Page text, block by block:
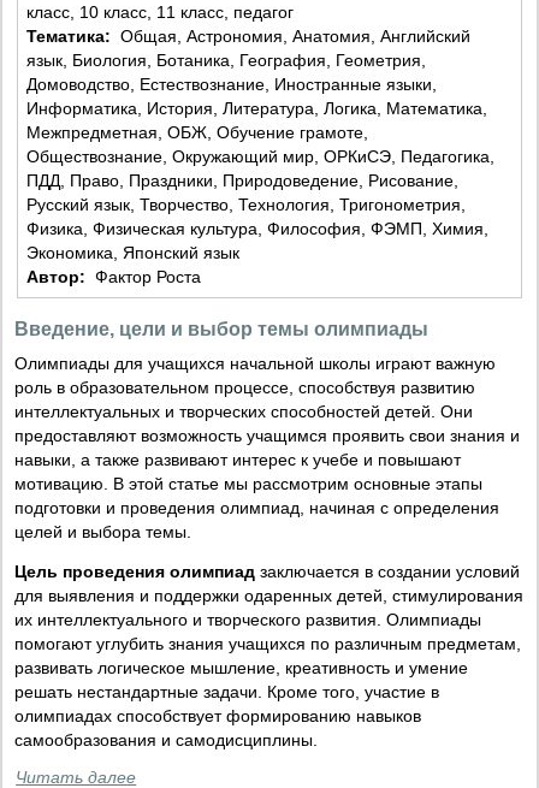
класс, 10 класс, 11 класс, педагог
Тематика: Общая, Астрономия, Анатомия, Английский
язык, Биология, Ботаника, География, Геометрия,
Домоводство, Естествознание, Иностранные языки,
Информатика, История, Литература, Логика, Математика,
Межпредметная, ОБЖ, Обучение грамоте,
Обществознание, Окружающий мир, ОРКиСЭ, Педагогика,
ПДД, Право, Праздники, Природоведение, Рисование,
Русский язык, Творчество, Технология, Тригонометрия,
Физика, Физическая культура, Философия, ФЭМП, Химия,
Экономика, Японский язык
Автор: Фактор Роста
Введение, цели и выбор темы олимпиады
Олимпиады для учащихся начальной школы играют важную
роль в образовательном процессе, способствуя развитию
интеллектуальных и творческих способностей детей. Они
предоставляют возможность учащимся проявить свои знания и
навыки, а также развивают интерес к учебе и повышают
мотивацию. В этой статье мы рассмотрим основные этапы
подготовки и проведения олимпиад, начиная с определения
целей и выбора темы.
Цель проведения олимпиад заключается в создании условий
для выявления и поддержки одаренных детей, стимулирования
их интеллектуального и творческого развития. Олимпиады
помогают углубить знания учащихся по различным предметам,
развивать логическое мышление, креативность и умение
решать нестандартные задачи. Кроме того, участие в
олимпиадах способствует формированию навыков
самообразования и самодисциплины.
Читать далее